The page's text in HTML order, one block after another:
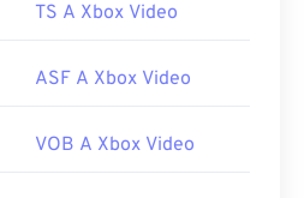
TS A Xbox Video
ASF A Xbox Video
VOB A Xbox Video